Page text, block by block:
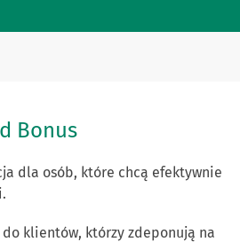
Bonus
dla osób, które chcą efektywnie
klientów, którzy zdeponują na